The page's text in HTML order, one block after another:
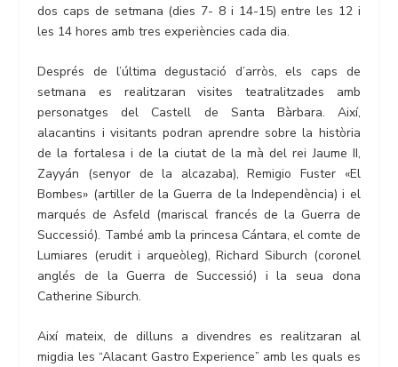
dos caps de setmana (dies 7- 8 i 14-15) entre les 12 i
les 14 hores amb tres experiències cada dia.
Després de l’última degustació d’arròs, els caps de
setmana es realitzaran visites teatralitzades amb
personatges del Castell de Santa Bàrbara. Així,
alacantins i visitants podran aprendre sobre la història
de la fortalesa i de la ciutat de la mà del rei Jaume II,
Zayyán (senyor de la alcazaba), Remigio Fuster «El
Bombes» (artiller de la Guerra de la Independència) i el
marqués de Asfeld (mariscal francés de la Guerra de
Successió). També amb la princesa Cántara, el comte de
Lumiares (erudit i arqueòleg), Richard Siburch (coronel
anglés de la Guerra de Successió) i la seua dona
Catherine Siburch.
Així mateix, de dilluns a divendres es realitzaran al
migdia les “Alacant Gastro Experience” amb les quals es